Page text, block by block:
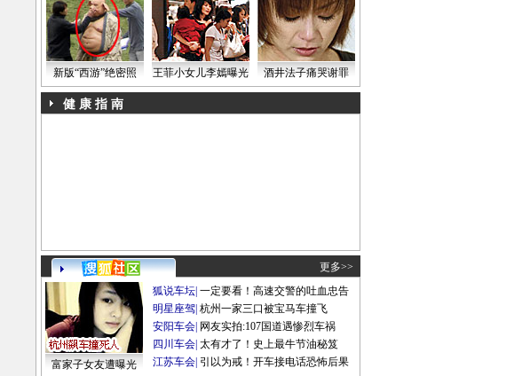
新版“西游”绝密照 王菲小女儿李嫣曝光 酒井法子痛哭谢罪
健 康 指 南
更多>>
富家子女友遭曝光
狐说车坛 一定要看！高速交警的吐血忠告
明星座驾 杭州一家三口被宝马车撞飞
安阳车会 网友实拍:107国道遇惨烈车祸
四川车会 太有才了！史上最牛节油秘笈
江苏车会 引以为戒！开车接电话恐怖后果